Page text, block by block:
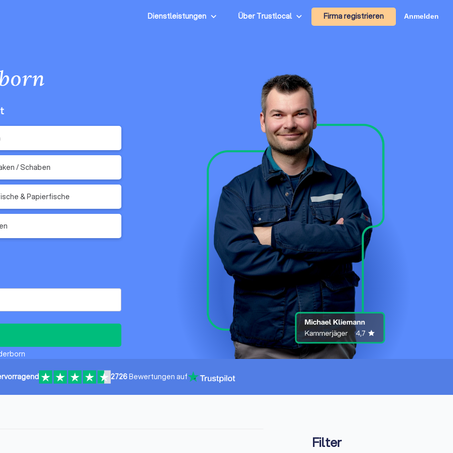
Dienstleistungen Über Trustlocal Firma registrieren Anmelden
/ Schaben
& Papierfische
2726Bewertungen auf
Filter